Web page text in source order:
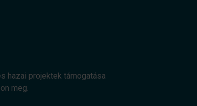
hazai projektek támogatása
meg.